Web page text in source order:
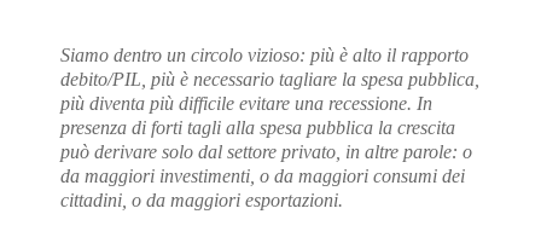
Siamo dentro un circolo vizioso: più è alto il rapporto
debito/PIL, più è necessario tagliare la spesa pubblica,
più diventa più difficile evitare una recessione. In
presenza di forti tagli alla spesa pubblica la crescita
può derivare solo dal settore privato, in altre parole: o
da maggiori investimenti, o da maggiori consumi dei
cittadini, o da maggiori esportazioni.